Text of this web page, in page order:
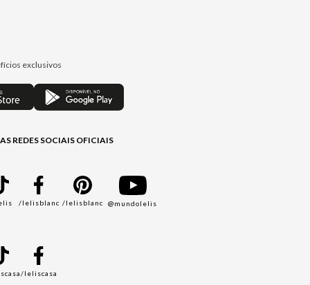
exclusivos
REDES SOCIAIS OFICIAIS
/lelisblanc /lelisblanc @mundolelis
/leliscasa